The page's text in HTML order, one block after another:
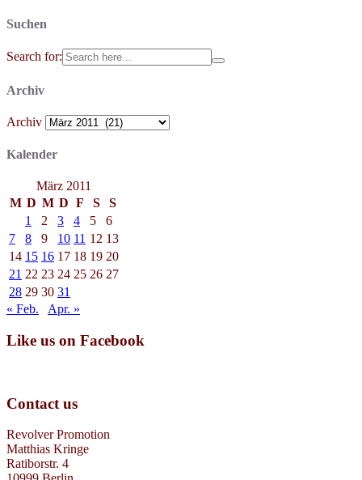
Suchen
Search for:
Archiv
Archiv
Kalender
März 2011
M D M D F S
S
1
2 3 4 5
6
7
8 9 10 11 12 13
14 15 16 17 18 19 20
21 22 23 24 25 26 27
28 29 30 31
« Feb.
Apr. »
Like us on Facebook
Contact us
Revolver Promotion
Matthias Kringe
Ratiborstr. 4